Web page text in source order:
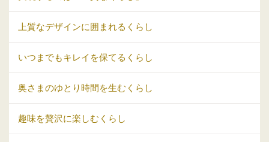
上質なデザインに囲まれるくらし
いつまでもキレイを保てるくらし
奥さまのゆとり時間を生むくらし
趣味を贅沢に楽しむくらし